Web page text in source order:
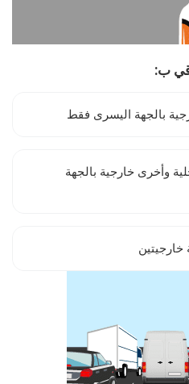
بالجهة اليسرى فقط
وأخرى خارجية بالجهة
خارجيتين